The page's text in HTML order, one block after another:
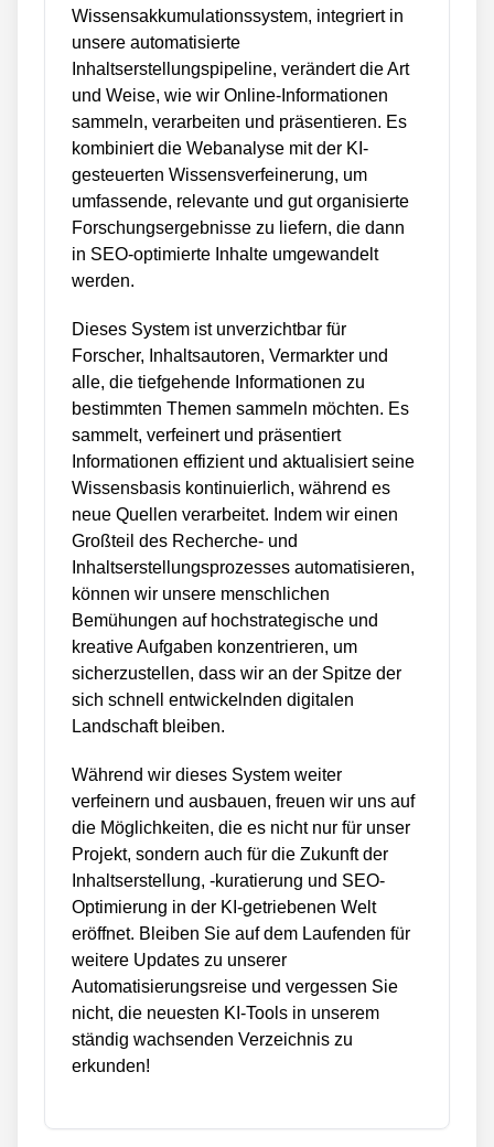
Wissensakkumulationssystem, integriert in
unsere automatisierte
Inhaltserstellungspipeline, verändert die Art
und Weise, wie wir Online-Informationen
sammeln, verarbeiten und präsentieren. Es
kombiniert die Webanalyse mit der KI-
gesteuerten Wissensverfeinerung, um
umfassende, relevante und gut organisierte
Forschungsergebnisse zu liefern, die dann
in SEO-optimierte Inhalte umgewandelt
werden.
Dieses System ist unverzichtbar für
Forscher, Inhaltsautoren, Vermarkter und
alle, die tiefgehende Informationen zu
bestimmten Themen sammeln möchten. Es
sammelt, verfeinert und präsentiert
Informationen effizient und aktualisiert seine
Wissensbasis kontinuierlich, während es
neue Quellen verarbeitet. Indem wir einen
Großteil des Recherche- und
Inhaltserstellungsprozesses automatisieren,
können wir unsere menschlichen
Bemühungen auf hochstrategische und
kreative Aufgaben konzentrieren, um
sicherzustellen, dass wir an der Spitze der
sich schnell entwickelnden digitalen
Landschaft bleiben.
Während wir dieses System weiter
verfeinern und ausbauen, freuen wir uns auf
die Möglichkeiten, die es nicht nur für unser
Projekt, sondern auch für die Zukunft der
Inhaltserstellung, -kuratierung und SEO-
Optimierung in der KI-getriebenen Welt
eröffnet. Bleiben Sie auf dem Laufenden für
weitere Updates zu unserer
Automatisierungsreise und vergessen Sie
nicht, die neuesten KI-Tools in unserem
ständig wachsenden Verzeichnis zu
erkunden!